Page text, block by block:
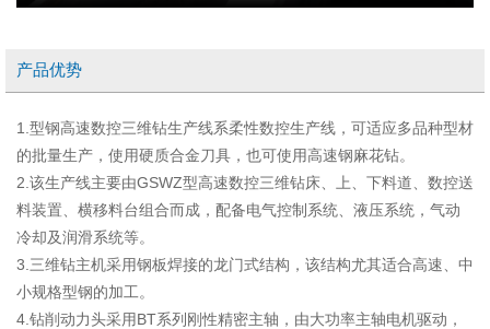
产品优势
1.型钢高速数控三维钻生产线系柔性数控生产线，可适应多品种型材
的批量生产，使用硬质合金刀具，也可使用高速钢麻花钻。
2.该生产线主要由GSWZ型高速数控三维钻床、上、下料道、数控送
料装置、横移料台组合而成，配备电气控制系统、液压系统，气动
冷却及润滑系统等。
3.三维钻主机采用钢板焊接的龙门式结构，该结构尤其适合高速、中
小规格型钢的加工。
4.钻削动力头采用BT系列刚性精密主轴，由大功率主轴电机驱动，